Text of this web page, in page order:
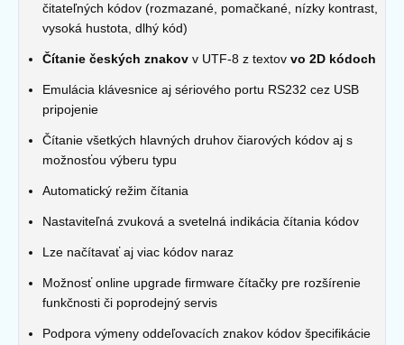
čitateľných kódov (rozmazané, pomačkané, nízky kontrast,
vysoká hustota, dlhý kód)
Čítanie českých znakov v UTF-8 z textov vo 2D kódoch
Emulácia klávesnice aj sériového portu RS232 cez USB
pripojenie
Čítanie všetkých hlavných druhov čiarových kódov aj s
možnosťou výberu typu
Automatický režim čítania
Nastaviteľná zvuková a svetelná indikácia čítania kódov
Lze načítavať aj viac kódov naraz
Možnosť online upgrade firmware čítačky pre rozšírenie
funkčnosti či poprodejný servis
Podpora výmeny oddeľovacích znakov kódov špecifikácie